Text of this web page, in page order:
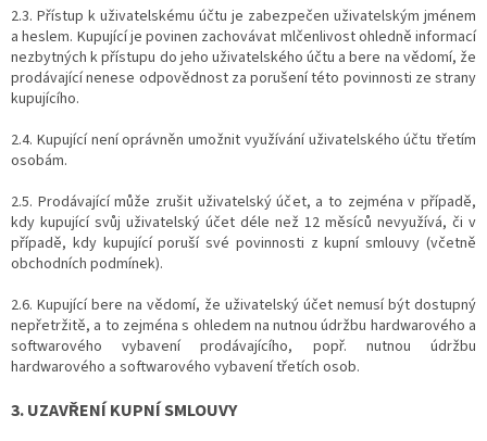
2.3. Přístup k uživatelskému účtu je zabezpečen uživatelským jménem
a heslem. Kupující je povinen zachovávat mlčenlivost ohledně informací
nezbytných k přístupu do jeho uživatelského účtu a bere na vědomí, že
prodávající nenese odpovědnost za porušení této povinnosti ze strany
kupujícího.
2.4. Kupující není oprávněn umožnit využívání uživatelského účtu třetím
osobám.
2.5. Prodávající může zrušit uživatelský účet, a to zejména v případě,
kdy kupující svůj uživatelský účet déle než 12 měsíců nevyužívá, či v
případě, kdy kupující poruší své povinnosti z kupní smlouvy (včetně
obchodních podmínek).
2.6. Kupující bere na vědomí, že uživatelský účet nemusí být dostupný
nepřetržitě, a to zejména s ohledem na nutnou údržbu hardwarového a
softwarového vybavení prodávajícího, popř. nutnou údržbu
hardwarového a softwarového vybavení třetích osob.
3. UZAVŘENÍ KUPNÍ SMLOUVY